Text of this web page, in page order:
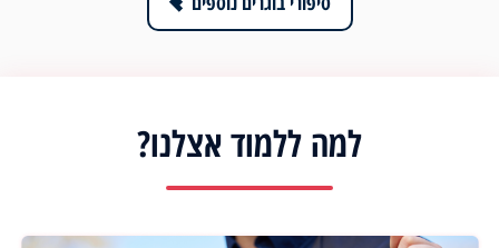
למה ללמוד אצלנו?